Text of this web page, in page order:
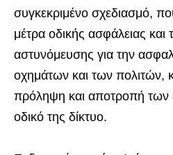
συγκεκριμένο σχεδιασμό,
μέτρα οδικής ασφάλειας και
αστυνόμευσης για την
οχημάτων και των πολιτών,
πρόληψη και αποτροπή των
οδικό της δίκτυο.